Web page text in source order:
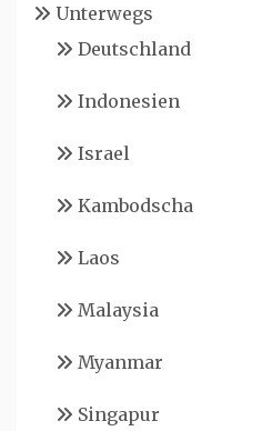
Unterwegs
Deutschland
Indonesien
Israel
Kambodscha
Laos
Malaysia
Myanmar
Singapur